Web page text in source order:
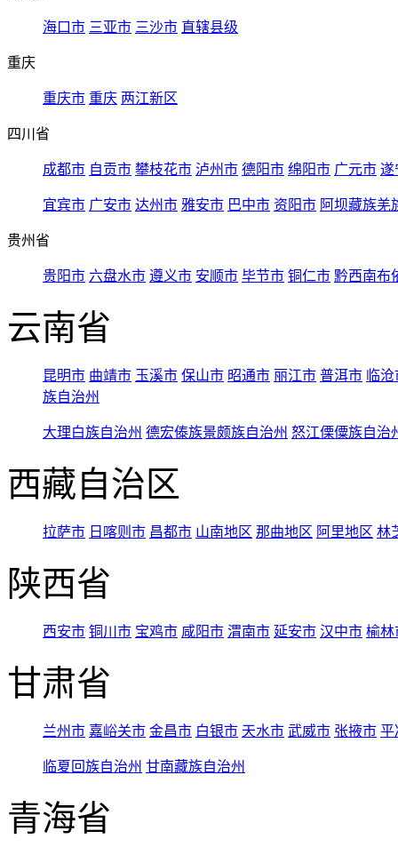
海口市 三亚市 三沙市 直辖县级
重庆
重庆市 重庆 两江新区
四川省
成都市 自贡市 攀枝花市 泸州市 德阳市 绵阳市 广元市 遂
宜宾市 广安市 达州市 雅安市 巴中市 资阳市 阿坝藏族羌
贵州省
贵阳市 六盘水市 遵义市 安顺市 毕节市 铜仁市 黔西南布
云南省
昆明市 曲靖市 玉溪市 保山市 昭通市 丽江市 普洱市 临
族自治州
大理白族自治州 德宏傣族景颇族自治州 怒江傈僳族自治
西藏自治区
拉萨市 日喀则市 昌都市 山南地区 那曲地区 阿里地区 林
陕西省
西安市 铜川市 宝鸡市 咸阳市 渭南市 延安市 汉中市 榆林
甘肃省
兰州市 嘉峪关市 金昌市 白银市 天水市 武威市 张掖市 平
临夏回族自治州 甘南藏族自治州
青海省